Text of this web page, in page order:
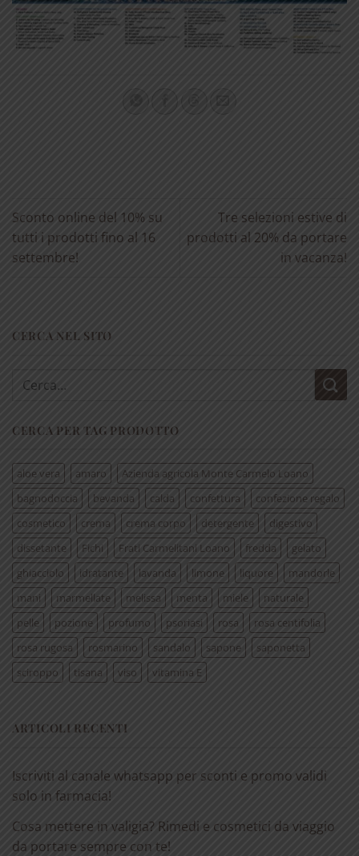
Sconto online del 10% su
tutti i prodotti fino al 16
settembre!
Tre selezioni estive di
prodotti al 20% da portare
in vacanza!
CERCA NEL SITO
Cerca:
CERCA PER TAG PRODOTTO
aloe vera amaro
Azienda agricola Monte Carmelo Loano
bagnodoccia
bevanda calda confettura
confezione regalo
cosmetico
crema crema corpo detergente
digestivo
dissetante
Fichi Frati Carmelitani Loano fredda
gelato
ghiacciolo
idratante lavanda limone liquore
mandorle
mani
marmellate melissa menta miele
naturale
pelle
pozione profumo psoriasi rosa
rosa centifolia
rosa rugosa
rosmarino sandalo sapone
saponetta
sciroppo
tisana viso vitamina E
ARTICOLI RECENTI
Iscriviti al canale whatsapp per sconti e promo validi
solo in farmacia!
Cosa mettere in valigia? Rimedi e cosmetici da viaggio
da portare sempre con te!